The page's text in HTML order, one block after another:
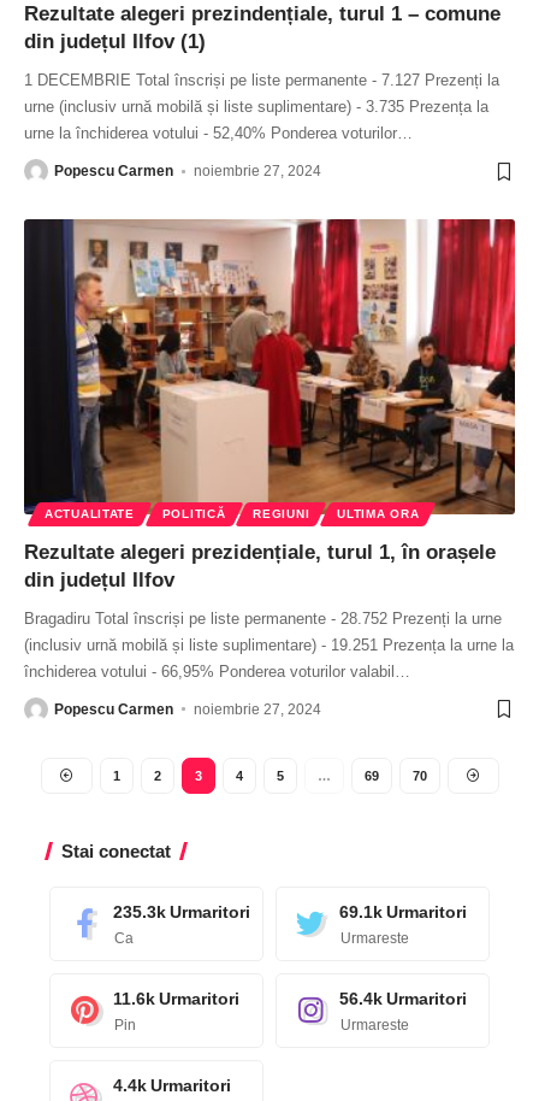
Rezultate alegeri prezindențiale, turul 1 – comune
din județul Ilfov (1)
1 DECEMBRIE Total înscriși pe liste permanente - 7.127 Prezenți la
urne (inclusiv urnă mobilă și liste suplimentare) - 3.735 Prezența la
urne la închiderea votului - 52,40% Ponderea voturilor…
Popescu Carmen noiembrie 27, 2024
ACTUALITATE POLITICĂ REGIUNI ULTIMA ORA
Rezultate alegeri prezidențiale, turul 1, în orașele
din județul Ilfov
Bragadiru Total înscriși pe liste permanente - 28.752 Prezenți la urne
(inclusiv urnă mobilă și liste suplimentare) - 19.251 Prezența la urne la
închiderea votului - 66,95% Ponderea voturilor valabil
Popescu Carmen noiembrie 27, 2024
1 2 3 4 5 … 69 70
Stai conectat
235.3k Urmaritori
Ca
69.1k Urmaritori
Urmareste
11.6k Urmaritori
Pin
56.4k Urmaritori
Urmareste
4.4k Urmaritori